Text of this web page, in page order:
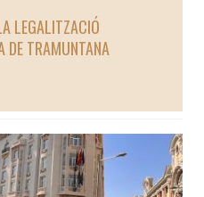
LEGALITZACIÓ
DE TRAMUNTANA